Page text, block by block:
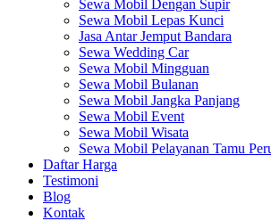
Sewa Mobil Dengan Supir
Sewa Mobil Lepas Kunci
Jasa Antar Jemput Bandara
Sewa Wedding Car
Sewa Mobil Mingguan
Sewa Mobil Bulanan
Sewa Mobil Jangka Panjang
Sewa Mobil Event
Sewa Mobil Wisata
Sewa Mobil Pelayanan Tamu
Daftar Harga
Testimoni
Blog
Kontak